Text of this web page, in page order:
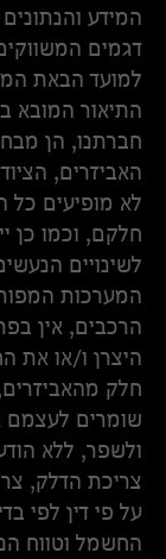
המידע
דגמים
למועד הבאת
התיאור המובא
חברתנו, הן
האביזרים,
לא מופיעים כל
חלקם, וכמו כן
לשינויים
המערכות
הרכבים, אין
היצרן ו/או את
חלק
שומרים לעצמם
ולשפר, ללא
צריכת הדלק,
על פי דין לפי
החשמל וטווח